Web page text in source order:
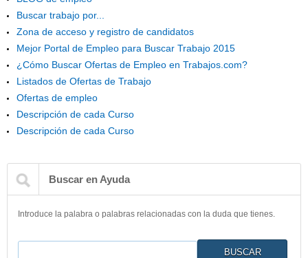
Buscar trabajo por...
Zona de acceso y registro de candidatos
Mejor Portal de Empleo para Buscar Trabajo 2015
¿Cómo Buscar Ofertas de Empleo en Trabajos.com?
Listados de Ofertas de Trabajo
Ofertas de empleo
Descripción de cada Curso
Descripción de cada Curso
Buscar en Ayuda
Introduce la palabra o palabras relacionadas con la duda que tienes.
Buscar